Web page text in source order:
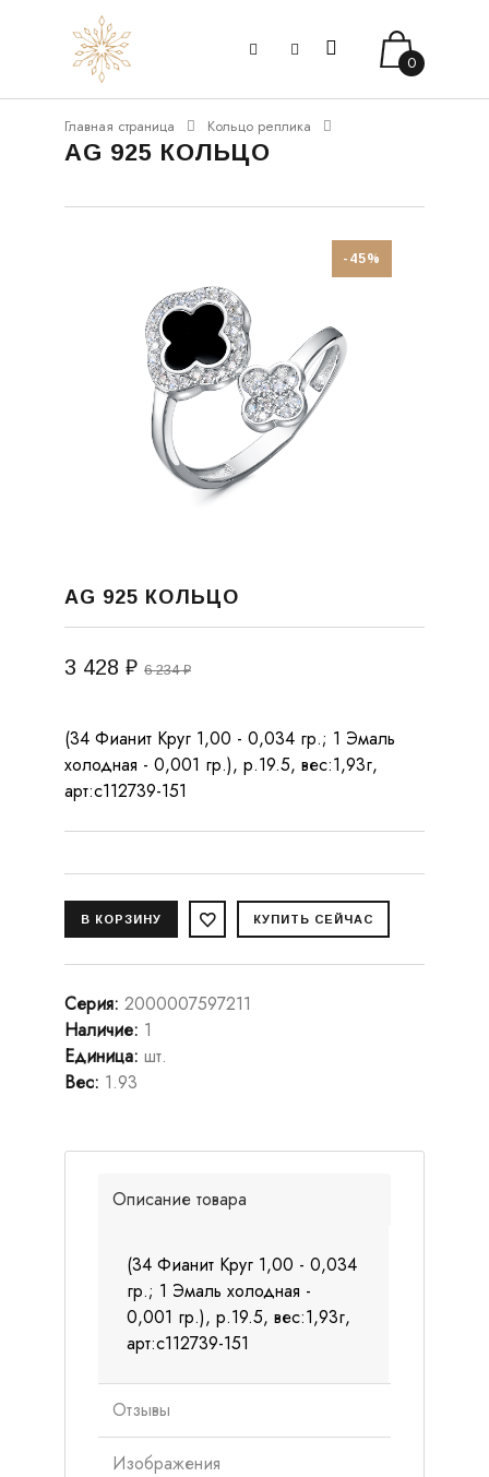
0
Главная страница Кольцо реплика
AG 925 КОЛЬЦО
-45%
AG 925 КОЛЬЦО
3 428 ₽ 6 234 ₽
(34 Фианит Круг 1,00 - 0,034 гр.; 1 Эмаль
холодная - 0,001 гр.), р.19.5, вес:1,93г,
арт:с112739-151
Серия: 2000007597211
Наличие: 1
Единица: шт.
Вес: 1.93
Описание товара
(34 Фианит Круг 1,00 - 0,034
гр.; 1 Эмаль холодная -
0,001 гр.), р.19.5, вес:1,93г,
арт:с112739-151
Отзывы
Изображения